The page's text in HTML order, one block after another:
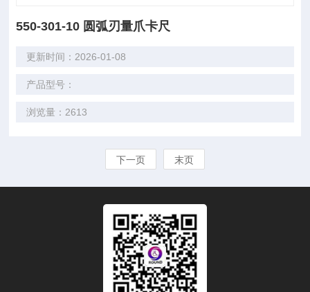
550-301-10 圆弧刃量爪卡尺
更新时间：2026-01-08
产品型号：
浏览量：2613
下一页 末页